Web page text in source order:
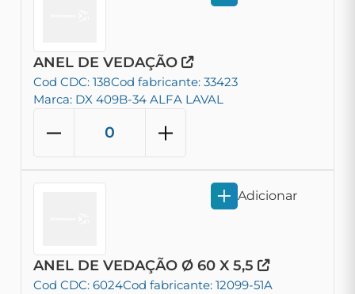
ANEL DE VEDAÇÃO
Cod CDC: 138Cod fabricante: 33423
Marca: DX 409B-34 ALFA LAVAL
ANEL DE VEDAÇÃO Ø 60 X 5,5
Cod CDC: 6024Cod fabricante: 12099-51A
Adicionar